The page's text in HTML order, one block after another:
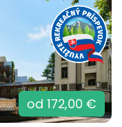
od 172,00 €